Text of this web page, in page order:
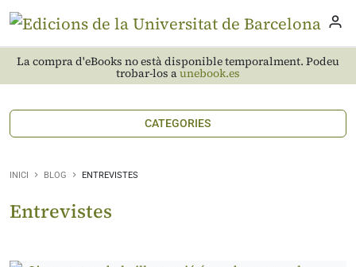
La compra d'eBooks no està disponible temporalment. Podeu
trobar-los aunebook.es
CATEGORIES
INICI BLOG ENTREVISTES
Entrevistes